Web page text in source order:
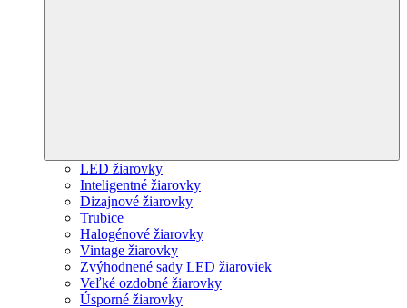
LED žiarovky
Inteligentné žiarovky
Dizajnové žiarovky
Trubice
Halogénové žiarovky
Vintage žiarovky
Zvýhodnené sady LED žiaroviek
Veľké ozdobné žiarovky
Úsporné žiarovky